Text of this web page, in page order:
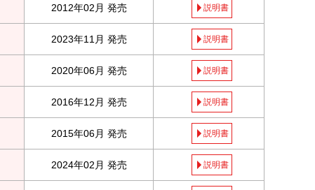
2012年02月 発売 説明書
2023年11月 発売 説明書
2020年06月 発売 説明書
2016年12月 発売 説明書
2015年06月 発売 説明書
2024年02月 発売 説明書